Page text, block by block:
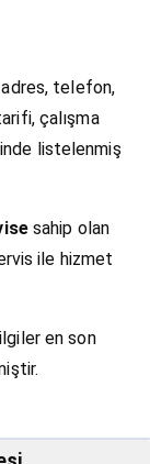
telefon,
çalışma
listelenmiş
sahip olan
ile hizmet
en son